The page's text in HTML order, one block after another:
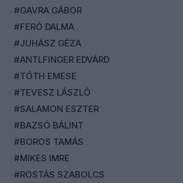
#GAVRA GÁBOR
#FERÓ DALMA
#JUHÁSZ GÉZA
#ANTLFINGER EDVÁRD
#TÓTH EMESE
#TEVESZ LÁSZLÓ
#SALAMON ESZTER
#BAZSÓ BÁLINT
#BOROS TAMÁS
#MIKES IMRE
#ROSTÁS SZABOLCS